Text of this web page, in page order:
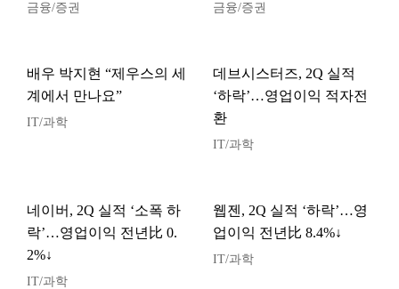
금융/증권 금융/증권
배우 박지현 “제우스의 세
계에서 만나요”
IT/과학
데브시스터즈, 2Q 실적
‘하락’…영업이익 적자전
환
IT/과학
네이버, 2Q 실적 ‘소폭 하
락’…영업이익 전년比 0.
2%↓
IT/과학
웹젠, 2Q 실적 ‘하락’…영
업이익 전년比 8.4%↓
IT/과학